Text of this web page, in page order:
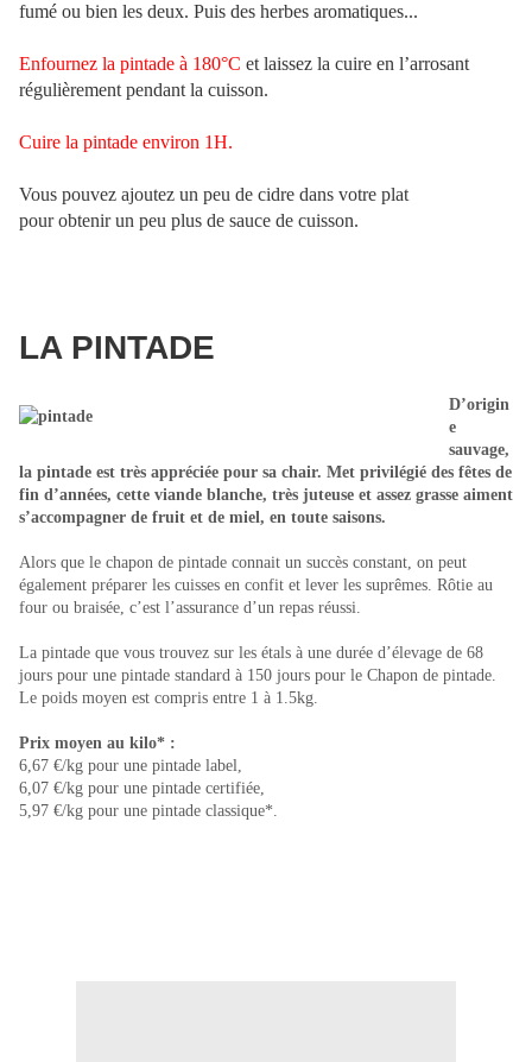
fumé ou bien les deux. Puis des herbes aromatiques...
Enfournez la pintade à 180°C et laissez la cuire en l’arrosant
régulièrement pendant la cuisson.
Cuire la pintade environ 1H.
Vous pouvez ajoutez un peu de cidre dans votre plat
pour obtenir un peu plus de sauce de cuisson.
LA PINTADE
D’origin
e
sauvage,
la pintade est très appréciée pour sa chair. Met privilégié des fêtes de
fin d’années, cette viande blanche, très juteuse et assez grasse aiment
s’accompagner de fruit et de miel, en toute saisons.
Alors que le chapon de pintade connait un succès constant, on peut
également préparer les cuisses en confit et lever les suprêmes. Rôtie au
four ou braisée, c’est l’assurance d’un repas réussi.
La pintade que vous trouvez sur les étals à une durée d’élevage de 68
jours pour une pintade standard à 150 jours pour le Chapon de pintade.
Le poids moyen est compris entre 1 à 1.5kg.
Prix moyen au kilo* :
6,67 €/kg pour une pintade label,
6,07 €/kg pour une pintade certifiée,
5,97 €/kg pour une pintade classique*.